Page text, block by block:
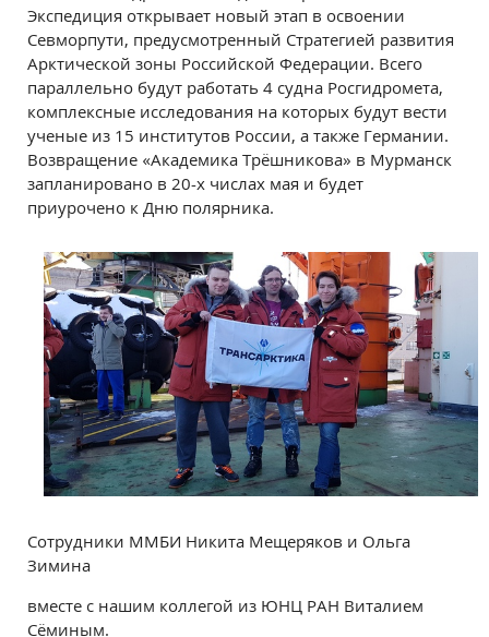
Экспедиция открывает новый этап в освоении
Севморпути, предусмотренный Стратегией развития
Арктической зоны Российской Федерации. Всего
параллельно будут работать 4 судна Росгидромета,
комплексные исследования на которых будут вести
ученые из 15 институтов России, а также Германии.
Возвращение «Академика Трёшникова» в Мурманск
запланировано в 20-х числах мая и будет
приурочено к Дню полярника.
Сотрудники ММБИ Никита Мещеряков и Ольга
Зимина
вместе с нашим коллегой из ЮНЦ РАН Виталием
Сёминым.